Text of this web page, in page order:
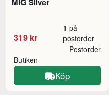
319 kr
1 på
postorder
Butiken
Postorder
Köp